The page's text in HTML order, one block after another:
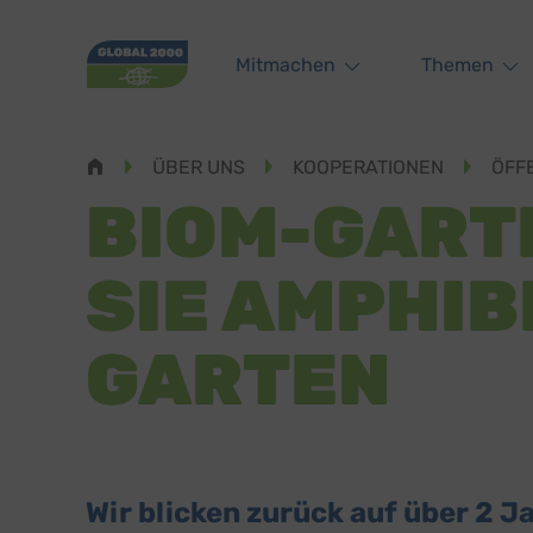
Mitmachen Themen
ÜBER UNS KOOPERATIONEN
BIOM-
SIE
GARTEN
Wir blicken zurück auf über 2